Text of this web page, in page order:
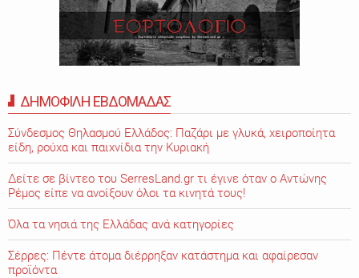
ΔΗΜΟΦΙΛΗ ΕΒΔΟΜΑΔΑΣ
Σύνδεσμος Θηλασμού Ελλάδος: Παζάρι με γλυκά, χειροποίητα
είδη, ρούχα και παιχνίδια την Κυριακή
Δείτε σε βίντεο του SerresLand.gr τι έγινε όταν ο Αντώνης
Ρέμος είπε να ανοίξουν όλοι τα κινητά τους!
Όλα τα νησιά της Ελλάδας ανά κατηγορίες
Σέρρες: Πέντε άτομα διέρρηξαν κατάστημα και αφαίρεσαν
προϊόντα